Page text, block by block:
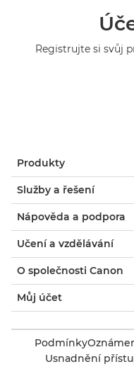
Registrujte si svůj
Produkty
Služby a řešení
Nápověda a podpora
Učení a vzdělávání
O společnosti Canon
Můj účet
Podmínky
Usnadnění